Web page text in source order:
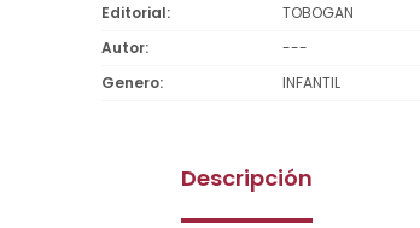
Editorial
TOBOGAN
Autor
---
Genero
INFANTIL
Descripción